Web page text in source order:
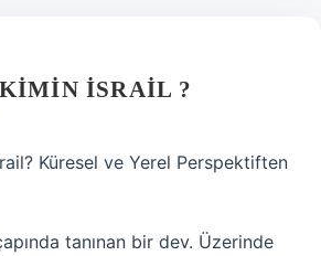
İSRAIL ?
Küresel ve Yerel Perspektiften
tanınan bir dev. Üzerinde